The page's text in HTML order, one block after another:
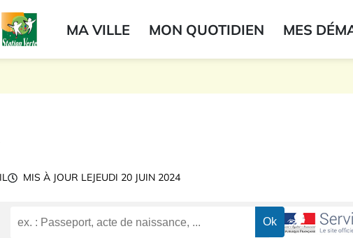
GaronneMA VILLE MON QUOTIDIEN MES
MIS À JOUR LEJEUDI 20 JUIN 2024